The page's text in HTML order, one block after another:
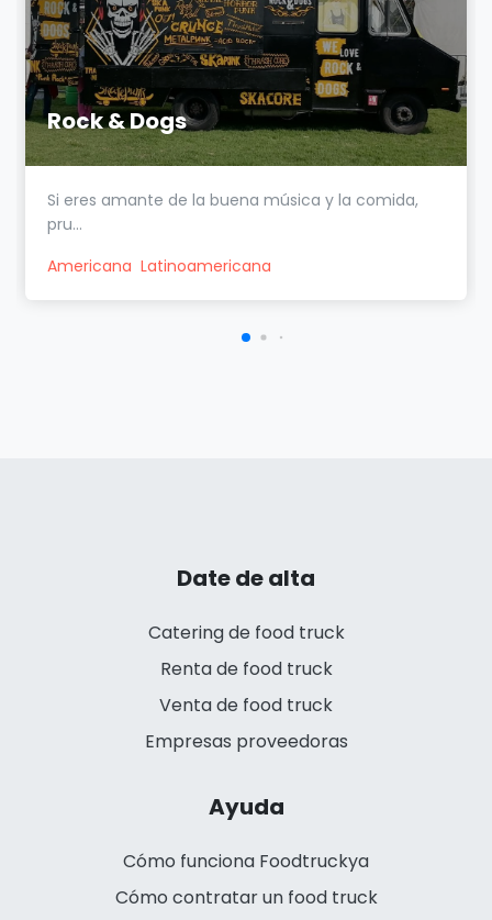
Rock & Dogs
Si eres amante de la buena música y la comida,
pru...
Americana Latinoamericana
Date de alta
Catering de food truck
Renta de food truck
Venta de food truck
Empresas proveedoras
Ayuda
Cómo funciona Foodtruckya
Cómo contratar un food truck